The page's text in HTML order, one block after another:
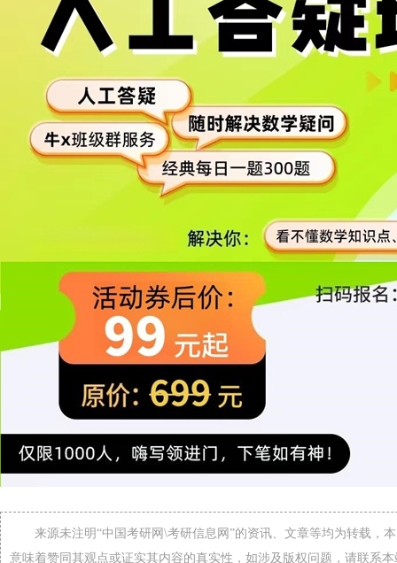
来源未注明“中国考研网\考研信息网”的资讯、文章等均为转载，
意味着赞同其观点或证实其内容的真实性，如涉及版权问题，请联系